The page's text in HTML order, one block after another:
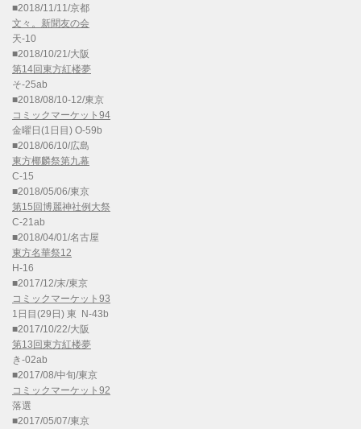
■2018/11/11/京都
文々。新聞友の会
天-10
■2018/10/21/大阪
第14回東方紅楼夢
そ-25ab
■2018/08/10-12/東京
コミックマーケット94
金曜日(1日目) O-59b
■2018/06/10/広島
東方椰麟祭第九幕
C-15
■2018/05/06/東京
第15回博麗神社例大祭
C-21ab
■2018/04/01/名古屋
東方名華祭12
H-16
■2017/12/末/東京
コミックマーケット93
1日目(29日) 東 N-43b
■2017/10/22/大阪
第13回東方紅楼夢
き-02ab
■2017/08/中旬/東京
コミックマーケット92
落選
■2017/05/07/東京